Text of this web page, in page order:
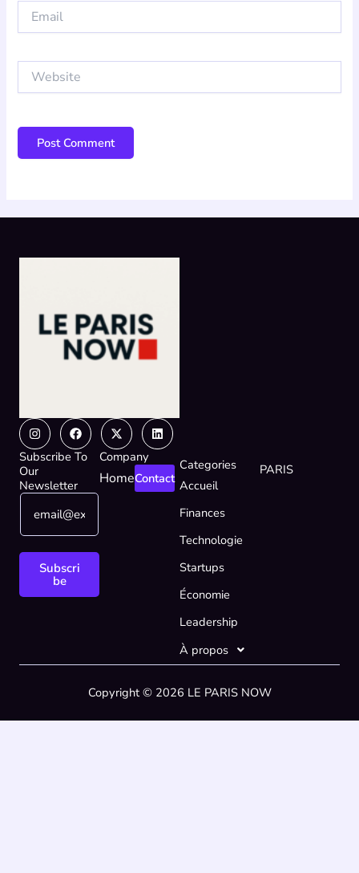
Email
Website
InstagramFacebook
X-
twitter
Linkedin
Subscribe To
Our
Newsletter
E
a
i
*
E
a
Subscri
be
Company
HomeContact
Categories
Accueil
Finances
Technologie
Startups
Économie
Leadership
À propos
PARIS
Copyright © 2026 LE PARIS NOW